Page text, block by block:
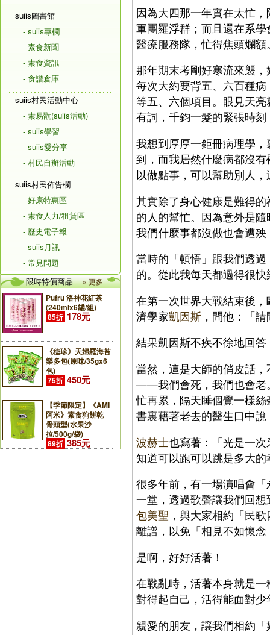
suiis圖書館
- suiis專欄
- 素食新聞
- 素食資訊
- 食譜倉庫
suiis村民活動中心
- 素易翫(suiis活動)
- suiis學習
- suiis愛分享
- 村民自辦活動
suiis村民佈告欄
- 好康特惠區
- 素食人力/租賃區
- 歷史電子報
- suiis月訊
- 常見問題
限時特價商品
» 更多
Pufru 洛神花紅茶
(240mlx6罐/組)
85折 178元
《稑珍》天婦羅海苔
樂多包(原味/35gx6
包)
75折 450元
【季節限定】《AMI
阿米》素食狗餅乾
骨頭型(水果沙
拉/500g/袋)
89折 385元
因為大四那一年實在太忙
軍團羅浮群；而且還在系
醫療服務隊，忙得焦頭爛
那年期末考剛好寒流來襲
每次大約要背五、六百種
等五、六個項目。眼見天
有詞，千鈞一髮的緊張時
我想到厚厚一鉅冊病理學
到，而我居然什麼病都沒
以做點事，可以幫助別人
其實除了身心健康是難得
的人的幫忙。因為意外是
我們什麼事都沒做也會遭
當時的「頓悟」跟我們透
的。從此我每天都過得很
在第一次世界大戰結束後
濟學家凱因斯 ，問他：「
結果凱因斯不疾不徐地回
當然，這是大師的俏皮話
——我們會死，我們也會老
忙再累，隔天睡個覺一樣
書裏藉著老去的醫生口中
波赫士也寫著：「光是一
知道可以跑可以跳是多大
很多年前，有一場演唱會
一堂，透過歌聲讓我們回
包美聖 ，與大家相約「民
離譜，以免「相見不如懷念
是啊，好好活著！
在戰亂時，活著本身就是
對得起自己，活得能面對
親愛的朋友，讓我們相約